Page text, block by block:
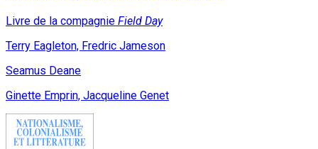
Livre de la compagnie Field Day
Terry Eagleton, Fredric Jameson
Seamus Deane
Ginette Emprin, Jacqueline Genet